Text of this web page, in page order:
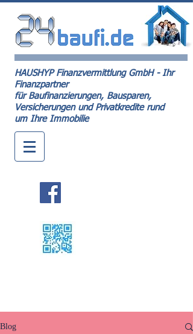
HAUSHYP Finanzvermittlung GmbH - Ihr
Finanzpartner
für Baufinanzierungen, Bausparen,
Versicherungen und Privatkredite rund
um Ihre Immobilie
Blog